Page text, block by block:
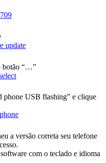
botão “…”
phone USB flashing” e clique
a versão correta seu telefone
com o teclado e idioma